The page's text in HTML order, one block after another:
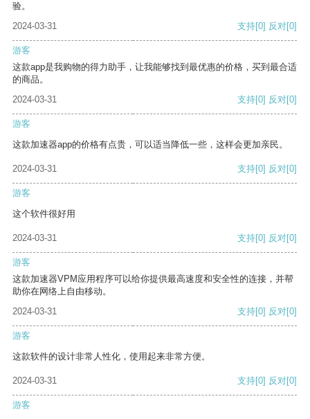
验。
2024-03-31
支持[0] 反对[0]
游客
这款app是我购物的得力助手，让我能够找到最优惠的价格，买到最合适
的商品。
2024-03-31
支持[0] 反对[0]
游客
这款加速器app的价格有点贵，可以适当降低一些，这样会更加亲民。
2024-03-31 支持[0] 反对[0]
游客
这个软件很好用
2024-03-31 支持[0] 反对[0]
游客
这款加速器VPM应用程序可以给你提供最高速度和安全性的连接，并帮
助你在网络上自由移动。
2024-03-31
支持[0] 反对[0]
游客
这款软件的设计非常人性化，使用起来非常方便。
2024-03-31 支持[0] 反对[0]
游客